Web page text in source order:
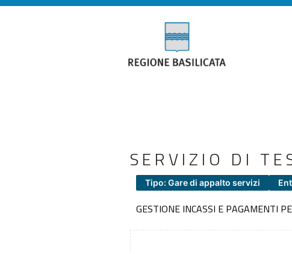
SERVIZIO DI
Tipo: Gare di appalto servizi
GESTIONE INCASSI E PAGAMENTI